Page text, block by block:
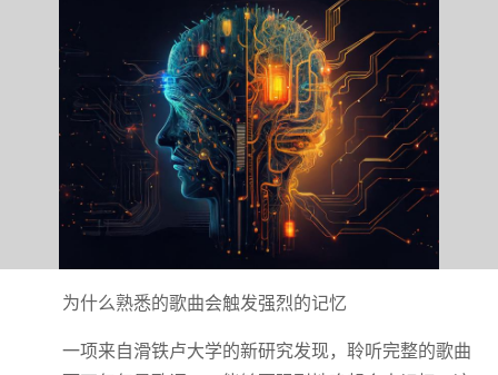
为什么熟悉的歌曲会触发强烈的记忆
一项来自滑铁卢大学的新研究发现，聆听完整的歌曲